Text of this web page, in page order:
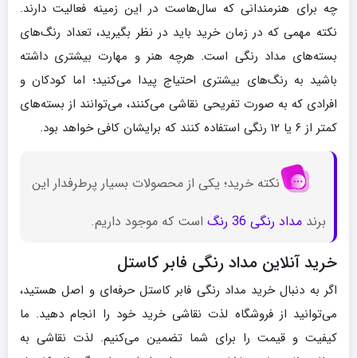
چه برای هنرمندانی که سال‌هاست در این زمینه فعالیت دارند.
نکته مهمی که در زمان خرید باید در نظر بگیرید، تعداد رنگ‌های
بسته‌های مداد رنگی است. هرچه هنر و مهارت بیشتری داشته
باشید به رنگ‌های بیشتری احتیاج پیدا می‌کنید؛ اما کودکان و
افرادی که به صورت تفریحی نقاشی می‌کنند، می‌توانند از بسته‌های
کمتر از ۶ یا ۱۲ رنگی استفاده کنند که برایشان کافی خواهد بود.
نکته خرید؛ یکی از محصولات بسیار پرطرفدار این
برند مداد رنگی 36 رنگ است که موجود داریم.
خرید آنلاین مداد رنگی فابر کاستل
اگر به دنبال خرید مداد رنگی فابر کاستل حرفه‌ای و اصل هستید،
می‌توانید از فروشگاه لذت نقاشی خرید خود را انجام دهید. ما
کیفیت و قیمت را برای شما تضمین می‌کنیم. لذت نقاشی به